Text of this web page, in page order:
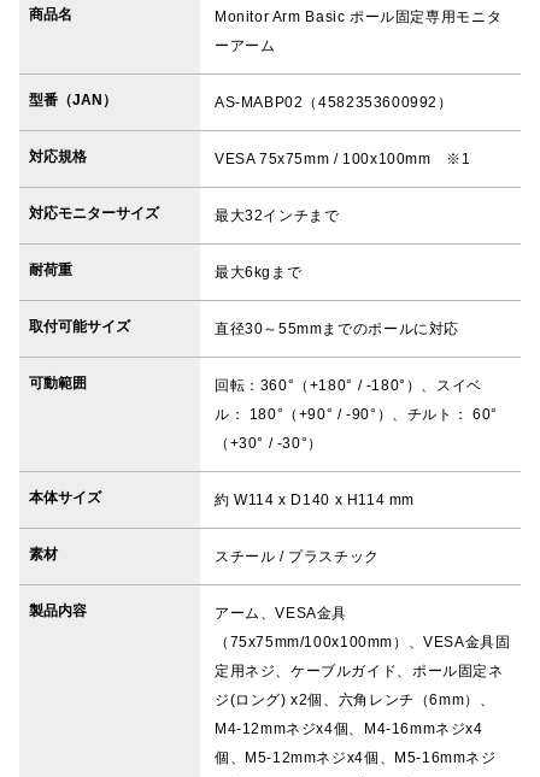
商品名
Monitor Arm Basic ポール固定専用モニタ
ーアーム
型番（JAN） AS-MABP02（4582353600992）
対応規格 VESA 75x75mm / 100x100mm ※1
対応モニターサイズ 最大32インチまで
耐荷重 最大6kgまで
取付可能サイズ 直径30～55mmまでのポールに対応
可動範囲
回転：360°（+180° / -180°）、スイベ
ル： 180°（+90° / -90°）、チルト： 60°
（+30° / -30°）
本体サイズ 約 W114 x D140 x H114 mm
素材 スチール / プラスチック
製品内容
アーム、VESA金具
（75x75mm/100x100mm）、VESA金具固
定用ネジ、ケーブルガイド、ポール固定ネ
ジ(ロング) x2個、六角レンチ（6mm）、
M4-12mmネジx4個、M4-16mmネジx4
個、M5-12mmネジx4個、M5-16mmネジ